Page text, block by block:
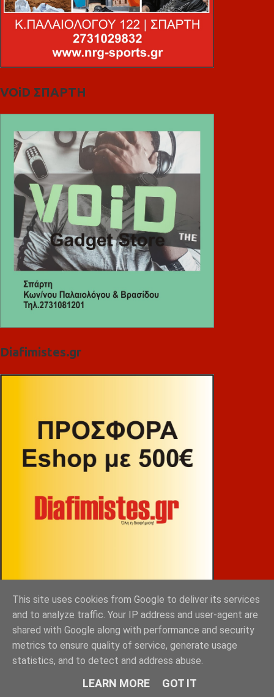
VOiD ΣΠΑΡΤΗ
Diafimistes.gr
ΒΕΚΡΑΚΟΣ
This site uses cookies from Google to deliver its services
and to analyze traffic. Your IP address and user-agent are
shared with Google along with performance and security
metrics to ensure quality of service, generate usage
statistics, and to detect and address abuse.
LEARN MORE GOT IT